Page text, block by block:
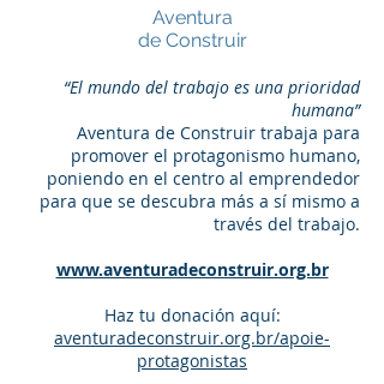
Aventura
de Construir
“El mundo del trabajo es una prioridad
humana”
Aventura de Construir trabaja para
promover el protagonismo humano,
poniendo en el centro al emprendedor
para que se descubra más a sí mismo a
través del trabajo.
www.aventuradeconstruir.org.br
Haz tu donación aquí:
aventuradeconstruir.org.br/apoie-
protagonistas